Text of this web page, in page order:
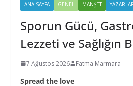
ANA SAYFA GENEL MANŞET
Sporun Gücü,
Lezzeti ve Sağlığın
7 Ağustos 2026 Fatma Marmara
Spread the love